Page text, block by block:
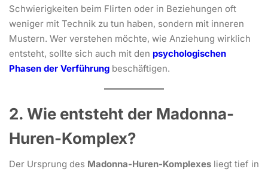
Schwierigkeiten beim Flirten oder in Beziehungen oft
weniger mit Technik zu tun haben, sondern mit inneren
Mustern. Wer verstehen möchte, wie Anziehung wirklich
entsteht, sollte sich auch mit den psychologischen
Phasen der Verführung beschäftigen.
2. Wie entsteht der Madonna-
Huren-Komplex?
Der Ursprung des Madonna-Huren-Komplexes liegt tief in